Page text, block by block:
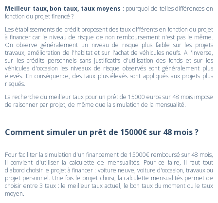
Meilleur taux, bon taux, taux moyens : pourquoi de telles différences en
fonction du projet financé ?
Les établissements de crédit proposent des taux différents en fonction du projet
à financer car le niveau de risque de non remboursement n'est pas le même.
On observe généralement un niveau de risque plus faible sur les projets
travaux, amélioration de l'habitat et sur l'achat de véhicules neufs. A l'inverse,
sur les crédits personnels sans justificatifs d'utilisation des fonds et sur les
véhicules d'occasion les niveaux de risque observés sont généralement plus
élevés. En conséquence, des taux plus élevés sont appliqués aux projets plus
risqués.
La recherche du meilleur taux pour un prêt de 15000 euros sur 48 mois impose
de raisonner par projet, de même que la simulation de la mensualité.
Comment simuler un prêt de 15000€ sur 48 mois ?
Pour faciliter la simulation d'un financement de 15000€ remboursé sur 48 mois,
il convient d'utiliser la calculette de mensualités. Pour ce faire, il faut tout
d'abord choisir le projet à financer : voiture neuve, voiture d'occasion, travaux ou
projet personnel. Une fois le projet choisi, la calculette mensualités permet de
choisir entre 3 taux : le meilleur taux actuel, le bon taux du moment ou le taux
moyen.